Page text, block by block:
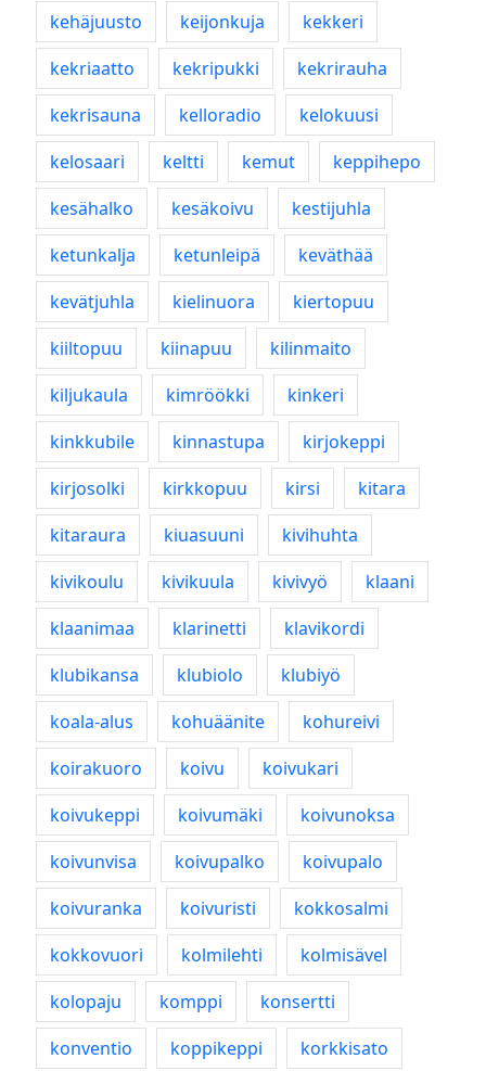
kehäjuusto
keijonkuja
kekkeri
kekriaatto
kekripukki
kekrirauha
kekrisauna
kelloradio
kelokuusi
kelosaari
keltti kemut
keppihepo
kesähalko
kesäkoivu
kestijuhla
ketunkalja
ketunleipä
keväthää
kevätjuhla
kielinuora
kiertopuu
kiiltopuu
kiinapuu
kilinmaito
kiljukaula
kimröökki
kinkeri
kinkkubile
kinnastupa
kirjokeppi
kirjosolki
kirkkopuu kirsi
kitara
kitaraura
kiuasuuni
kivihuhta
kivikoulu
kivikuula kivivyö
klaani
klaanimaa
klarinetti
klavikordi
klubikansa
klubiolo
klubiyö
koala-alus
kohuäänite
kohureivi
koirakuoro
koivu
koivukari
koivukeppi
koivumäki
koivunoksa
koivunvisa
koivupalko
koivupalo
koivuranka
koivuristi
kokkosalmi
kokkovuori
kolmilehti
kolmisävel
kolopaju
komppi
konsertti
konventio
koppikeppi
korkkisato